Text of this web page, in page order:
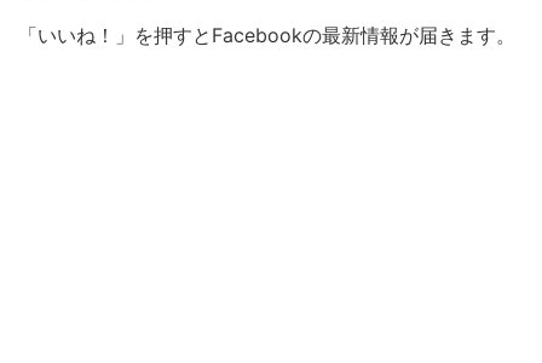
「いいね！」を押すとFacebookの最新情報が届きます。